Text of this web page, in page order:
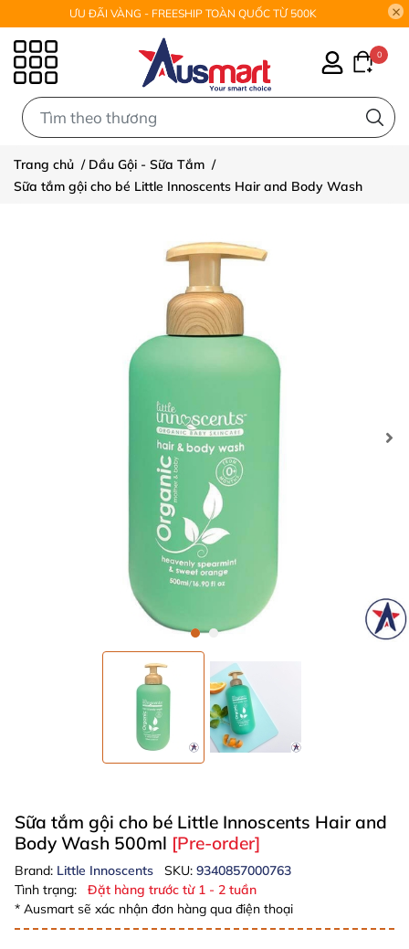
ƯU ĐÃI VÀNG - FREESHIP TOÀN QUỐC TỪ 500K
0
Trang chủ / Dầu Gội - Sữa Tắm /
Sữa tắm gội cho bé Little Innoscents Hair and Body Wash
Sữa tắm gội cho bé Little Innoscents Hair and
Body Wash 500ml [Pre-order]
Brand: Little Innoscents SKU: 9340857000763
Tình trạng:
Đặt hàng trước từ 1 - 2 tuần
* Ausmart sẽ xác nhận đơn hàng qua điện thoại